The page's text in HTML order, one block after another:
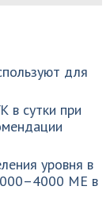
для
сутки при
уровня в
МЕ в